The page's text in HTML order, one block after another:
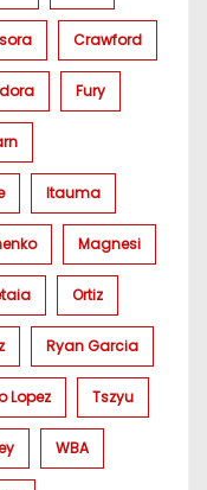
Crawford
Fury
Itauma
Magnesi
Ortiz
Ryan Garcia
Lopez Tszyu
WBA